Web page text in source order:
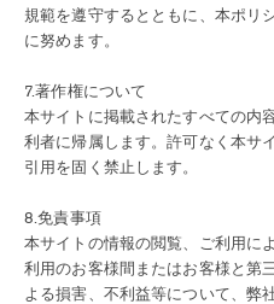
規範を遵守するとともに、本ポリ
に努めます。
7.著作権について
本サイトに掲載されたすべての内
利者に帰属します。許可なく本サ
引用を固く禁止します。
8.免責事項
本サイトの情報の閲覧、ご利用に
利用のお客様間またはお客様と第
よる損害、不利益等について、弊